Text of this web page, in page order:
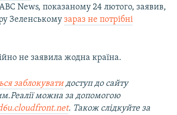
News, показаному 24 лютого, заявив,
Зеленськомузараз не потрібні
не заявила жодна країна.
заблокуватидоступ до сайту
можна за допомогою
. Також слідкуйте за